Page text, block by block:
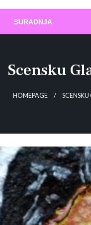
SURADNJA
Scensku
HOMEPAGE